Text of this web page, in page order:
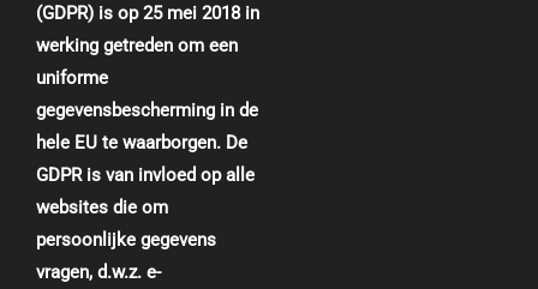
(GDPR) is op 25 mei 2018 in
werking getreden om een
uniforme
gegevensbescherming in de
hele EU te waarborgen. De
GDPR is van invloed op alle
websites die om
persoonlijke gegevens
vragen, d.w.z. e-